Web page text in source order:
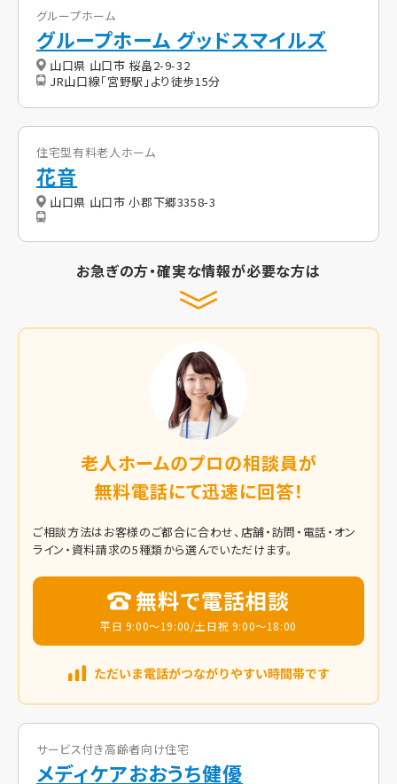
グループホーム
グループホーム グッドスマイルズ
山口県 山口市 桜畠2-9-32
JR山口線「宮野駅」より徒歩15分
住宅型有料老人ホーム
花音
山口県 山口市 小郡下郷3358-3
お急ぎの方・確実な情報が必要な方は
老人ホームのプロの相談員が
無料電話にて迅速に回答！
ご相談方法はお客様のご都合に合わせ、店舗・訪問・電話・オン
ライン・資料請求の5種類から選んでいただけます。
無料で電話相談
平日 9:00～19:00/土日祝 9:00～18:00
サービス付き高齢者向け住宅
メディケアおおうち健優